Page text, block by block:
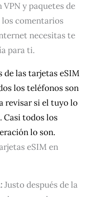
y paquetes de
los comentarios
necesitas te
para ti.
de las tarjetas eSIM
los teléfonos son
revisar si el tuyo lo
Casi todos los
lo son.
eSIM en
Justo después de la